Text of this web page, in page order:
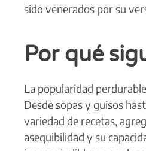
sido venerados por su
Por qué
La popularidad
Desde sopas y guisos
variedad de recetas,
asequibilidad y su